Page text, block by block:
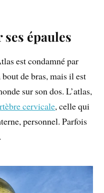
épaules
est condamné par
de bras, mais il est
sur son dos. L’atlas,
cervicale, celle qui
personnel. Parfois